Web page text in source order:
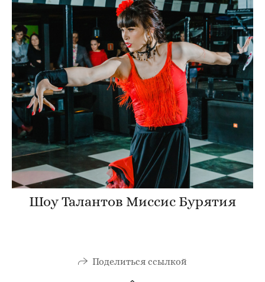
Шоу Талантов Миссис Бурятия
Поделиться ссылкой